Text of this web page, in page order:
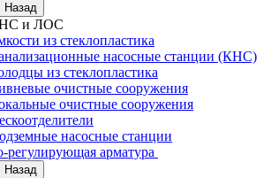
Назад
и ЛОС
из стеклопластика
насосные станции (КНС)
из стеклопластика
очистные сооружения
очистные сооружения
насосные станции
регулирующая арматура
Назад